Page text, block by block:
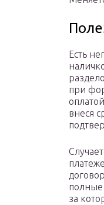
Есть
при
внеся
полные
за